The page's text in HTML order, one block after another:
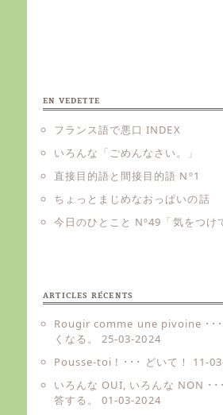
EN VEDETTE
フランス語で悪口 INDEX
いろんな「ごめんなさい。」
直接目的語と間接目的語 Nº1
ちょっとまじめなおっぱいの話
今日のひとこと Nº49「気をつけ
ARTICLES RÉCENTS
Rougir comme une pivoine ･･･
くなる。
25-03-2024
Pousse-toi ! ･･･ どいて！
11-
いろんな OUI, いろんな NON ･･
答する。
01-03-2024